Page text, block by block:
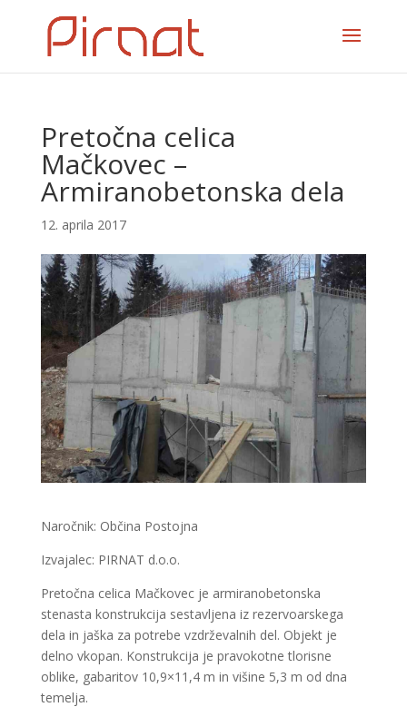
Pretočna celica
Mačkovec –
Armiranobetonska dela
12. aprila 2017
Naročnik: Občina Postojna
Izvajalec: PIRNAT d.o.o.
Pretočna celica Mačkovec je armiranobetonska
stenasta konstrukcija sestavljena iz rezervoarskega
dela in jaška za potrebe vzdrževalnih del. Objekt je
delno vkopan. Konstrukcija je pravokotne tlorisne
oblike, gabaritov 10,9×11,4 m in višine 5,3 m od dna
temelja.